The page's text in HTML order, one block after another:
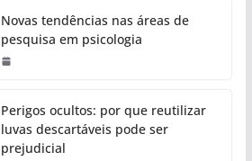
Novas tendências nas áreas de
pesquisa em psicologia
Perigos ocultos: por que reutilizar
luvas descartáveis pode ser
prejudicial